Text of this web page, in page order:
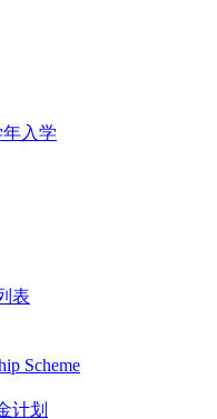
年入学
表
Scheme
计划